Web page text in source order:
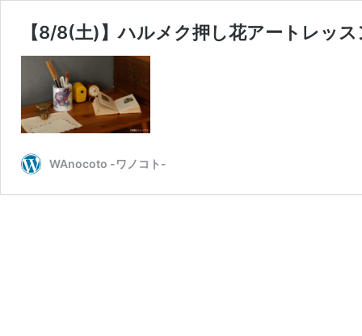
【8/8(土)】ハルメク押し花アートレッ
WAnocoto -ワノコト-